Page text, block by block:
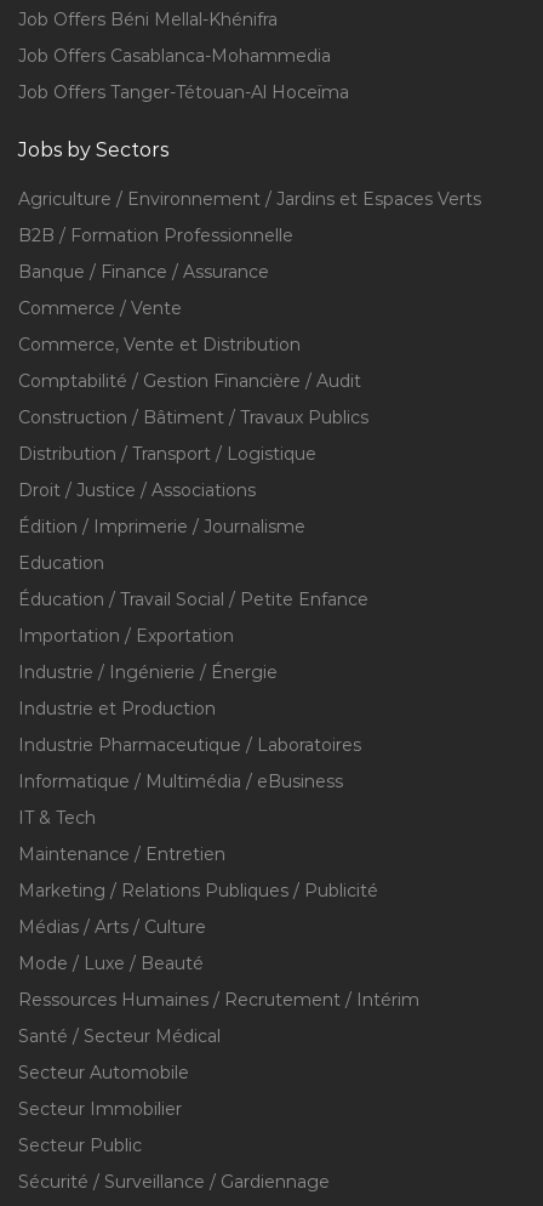
Job Offers Béni Mellal-Khénifra
Job Offers Casablanca-Mohammedia
Job Offers Tanger-Tétouan-Al Hoceïma
Jobs by Sectors
Agriculture / Environnement / Jardins et Espaces Verts
B2B / Formation Professionnelle
Banque / Finance / Assurance
Commerce / Vente
Commerce, Vente et Distribution
Comptabilité / Gestion Financière / Audit
Construction / Bâtiment / Travaux Publics
Distribution / Transport / Logistique
Droit / Justice / Associations
Édition / Imprimerie / Journalisme
Education
Éducation / Travail Social / Petite Enfance
Importation / Exportation
Industrie / Ingénierie / Énergie
Industrie et Production
Industrie Pharmaceutique / Laboratoires
Informatique / Multimédia / eBusiness
IT & Tech
Maintenance / Entretien
Marketing / Relations Publiques / Publicité
Médias / Arts / Culture
Mode / Luxe / Beauté
Ressources Humaines / Recrutement / Intérim
Santé / Secteur Médical
Secteur Automobile
Secteur Immobilier
Secteur Public
Sécurité / Surveillance / Gardiennage